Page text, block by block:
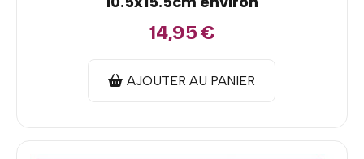
14,95€
AJOUTER AU PANIER